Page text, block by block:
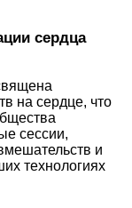
сердца
на сердце, что
сессии,
и
технологиях